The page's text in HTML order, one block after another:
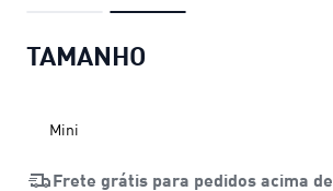
TAMANHO
Mini
Frete grátis para pedidos acima de